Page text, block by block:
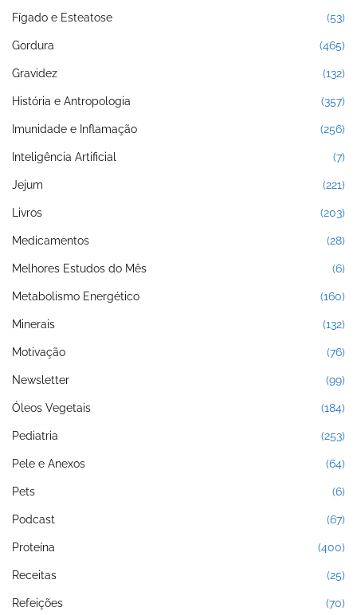
Fígado e Esteatose (53)
Gordura (465)
Gravidez (132)
História e Antropologia (357)
Imunidade e Inflamação (256)
Inteligência Artificial (7)
Jejum (221)
Livros (203)
Medicamentos (28)
Melhores Estudos do Mês (6)
Metabolismo Energético (160)
Minerais (132)
Motivação (76)
Newsletter (99)
Óleos Vegetais (184)
Pediatria (253)
Pele e Anexos (64)
Pets (6)
Podcast (67)
Proteína (400)
Receitas (25)
Refeições (70)